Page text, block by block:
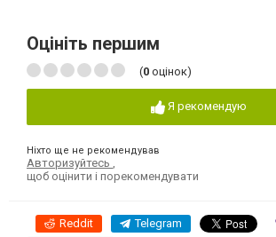
Оцініть першим
(0 оцінок)
Я рекомендую
Ніхто ще не рекомендував
Авторизуйтесь
щоб оцінити і порекомендувати
Reddit Telegram